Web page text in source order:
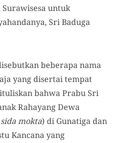
untuk
Sri Baduga
beberapa nama
yang disertai tempat
bahwa Prabu Sri
Rahayang Dewa
sida mokta) di Gunatiga dan
Kancana yang